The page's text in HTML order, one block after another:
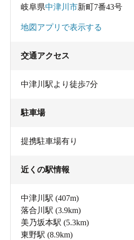
岐阜県中津川市新町7番43号
地図アプリで表示する
交通アクセス
中津川駅より徒歩7分
駐車場
提携駐車場有り
近くの駅情報
中津川駅 (407m)
落合川駅 (3.9km)
美乃坂本駅 (5.3km)
東野駅 (8.9km)